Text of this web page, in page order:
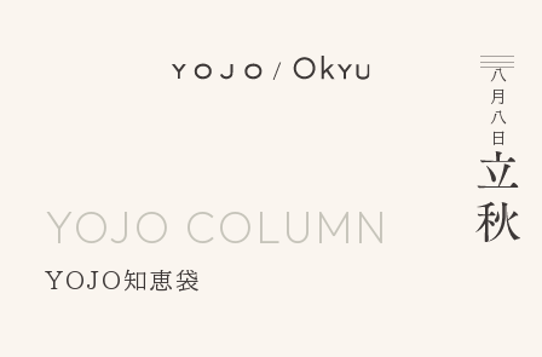
八月八日
YOJO COLUMN
YOJO知恵袋